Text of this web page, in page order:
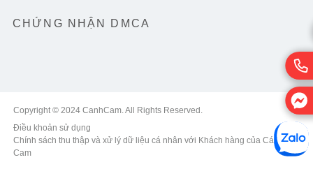
CHỨNG NHẬN DMCA
Copyright © 2024 CanhCam. All Rights Reserved.
Điều khoản sử dụng
Chính sách thu thập và xử lý dữ liệu cá nhân với Khách hàng của Cánh
Cam